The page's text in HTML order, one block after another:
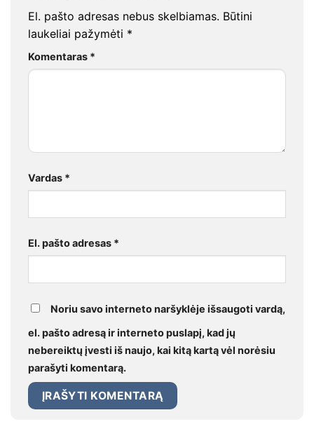
El. pašto adresas nebus skelbiamas. Būtini
laukeliai pažymėti *
Komentaras *
Vardas *
El. pašto adresas *
Noriu savo interneto naršyklėje išsaugoti vardą,
el. pašto adresą ir interneto puslapį, kad jų
nebereiktų įvesti iš naujo, kai kitą kartą vėl norėsiu
parašyti komentarą.